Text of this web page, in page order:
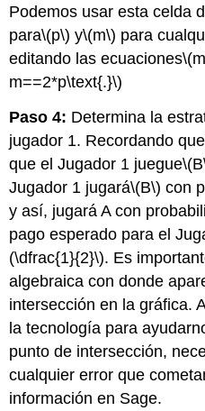
Podemos usar esta celda
para\(p\) y\(m\) para
editando las ecuaciones
m==2*p\text{.}\)
Paso 4: Determina la
jugador 1. Recordando que
que el Jugador 1 juegue
Jugador 1 jugará\(B\) con
y así, jugará A con
pago esperado para el
(\dfrac{1}{2}\). Es
algebraica con donde
intersección en la gráfica.
la tecnología para
punto de intersección,
cualquier error que
información en Sage.